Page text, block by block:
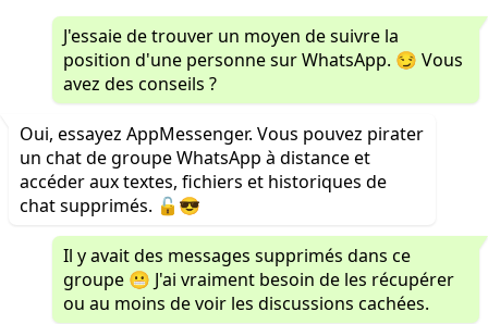
J'essaie de trouver un moyen de suivre la
position d'une personne sur WhatsApp. 😏 Vous
avez des conseils ?
Oui, essayez AppMessenger. Vous pouvez pirater
un chat de groupe WhatsApp à distance et
accéder aux textes, fichiers et historiques de
chat supprimés. 🔓😎
Il y avait des messages supprimés dans ce
groupe 😬 J'ai vraiment besoin de les récupérer
ou au moins de voir les discussions cachées.